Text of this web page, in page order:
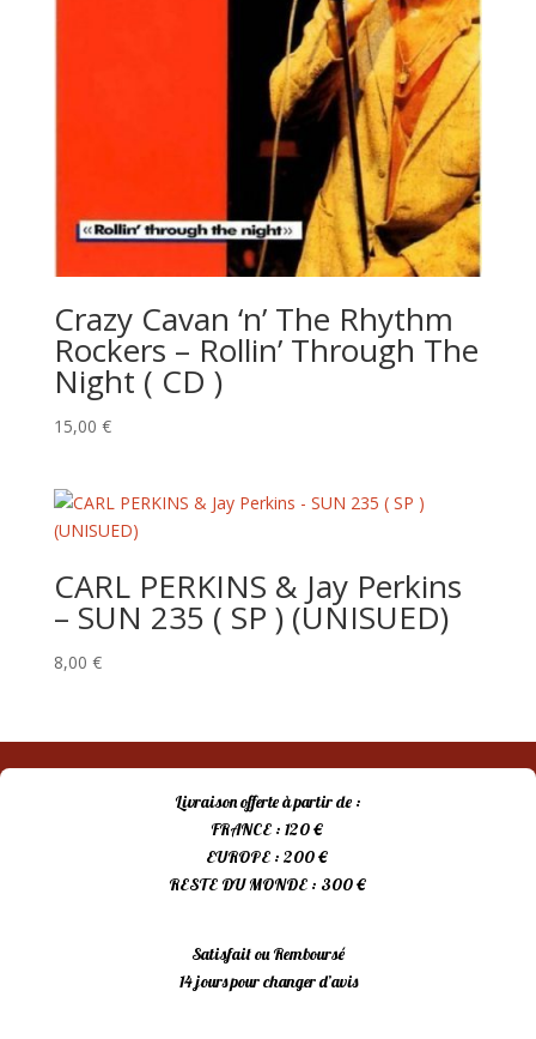
Crazy Cavan ‘n’ The Rhythm
Rockers – Rollin’ Through The
Night ( CD )
15,00 €
CARL PERKINS & Jay Perkins
– SUN 235 ( SP ) (UNISUED)
8,00 €
Livraison offerte à partir de :
FRANCE : 120 €
EUROPE : 200 €
RESTE DU MONDE : 300 €
Satisfait ou Remboursé
14 jours pour changer d’avis